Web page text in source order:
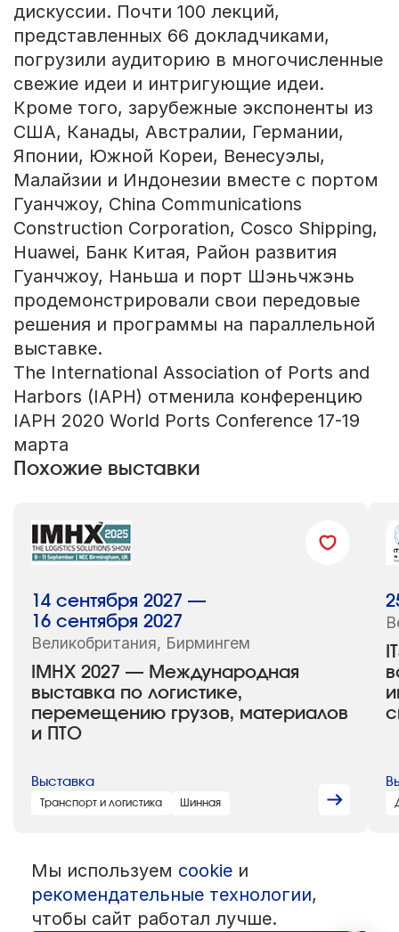
дискуссии. Почти 100 лекций,
представленных 66 докладчиками,
погрузили аудиторию в многочисленные
свежие идеи и интригующие идеи.
Кроме того, зарубежные экспоненты из
США, Канады, Австралии, Германии,
Японии, Южной Кореи, Венесуэлы,
Малайзии и Индонезии вместе с портом
Гуанчжоу, China Communications
Construction Corporation, Cosco Shipping,
Huawei, Банк Китая, Район развития
Гуанчжоу, Наньша и порт Шэньчжэнь
продемонстрировали свои передовые
решения и программы на параллельной
выставке.
The International Association of Ports and
Harbors (IAPH) отменила конференцию
IAPH 2020 World Ports Conference 17-19
марта
Похожие выставки
IMHX 2027 — Международная
выставка по логистике,
перемещению грузов, материалов
и ПТО
14 сентября 2027 —
16 сентября 2027
Великобритания, Бирмингем
Выставка
Транспорт и логистика Шинная
© 1992 — 2026 ООО «НЕГУС ЭКСПО Интернэшнл»
Все права защищены. Использование материалов возможно только
со ссылкой на источник.
Политика конфиденциальности
Мы используем cookieи
рекомендательные технологии,
чтобы сайт работал лучше.